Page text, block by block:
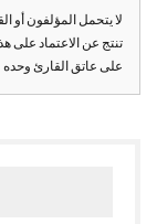
لا يتحمل المؤلفون أو
تنتج عن الاعتماد على
على عاتق القارئ وحده